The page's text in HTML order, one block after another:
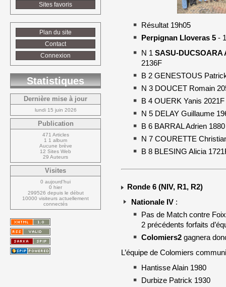
Résultat 19h05
Perpignan Lloveras 5 -
N 1 SASU-DUCSOARA
2136F
B 2 GENESTOUS
N 3 DOUCET Romain
B 4 OUERK Yanis
N 5 DELAY Guillaume
B 6 BARRAL Adrien
N 7 COURETTE
B 8 BLESING Alicia
Ronde 6 (NIV, R1, R2)
Nationale IV :
Pas de Match contre
2 précédents forfaits
Colomiers2 gagnera
L’équipe de Colomiers
Hantisse Alain 1980
Durbize Patrick 1930
Sites favoris
Plan du site
Contact
Connexion
Statistiques
Dernière mise à jour
lundi 15 juin 2026
Publication
471 Articles
1 1 album
Aucune brève
12 Sites Web
29 Auteurs
Visites
0 aujourd'hui
0 hier
299526 depuis le début
10000 visiteurs actuellement
connectés